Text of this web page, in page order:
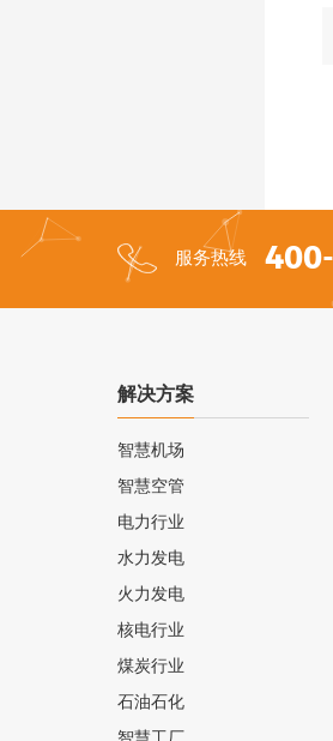
服务热线
解决方案
智慧机场
智慧空管
电力行业
水力发电
火力发电
核电行业
煤炭行业
石油石化